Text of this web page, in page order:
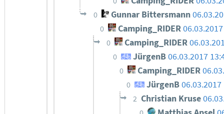
0 Gunnar Bittersmann
0 Camping_RIDER
0 Camping_RIDER
0 JürgenB06.03.2017
0 Camping_RIDER
0 JürgenB 06.03.2017
2 Christian Kruse